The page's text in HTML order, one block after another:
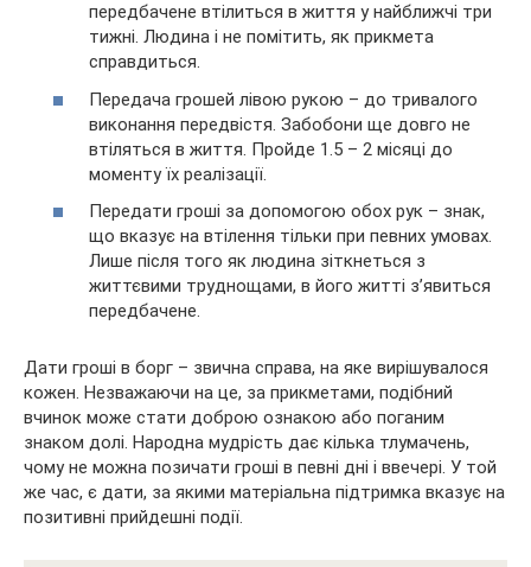
передбачене втілиться в життя у найближчі три
тижні. Людина і не помітить, як прикмета
справдиться.
Передача грошей лівою рукою – до тривалого
виконання передвістя. Забобони ще довго не
втіляться в життя. Пройде 1.5 – 2 місяці до
моменту їх реалізації.
Передати гроші за допомогою обох рук – знак,
що вказує на втілення тільки при певних умовах.
Лише після того як людина зіткнеться з
життєвими труднощами, в його житті з’явиться
передбачене.
Дати гроші в борг – звична справа, на яке вирішувалося
кожен. Незважаючи на це, за прикметами, подібний
вчинок може стати доброю ознакою або поганим
знаком долі. Народна мудрість дає кілька тлумачень,
чому не можна позичати гроші в певні дні і ввечері. У той
же час, є дати, за якими матеріальна підтримка вказує на
позитивні прийдешні події.